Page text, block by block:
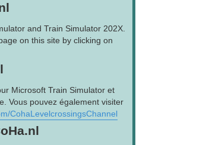
and Train Simulator 202X.
on this site by clicking on
Microsoft Train Simulator et
Vous pouvez également visiter
CohaLevelcrossingsChannel